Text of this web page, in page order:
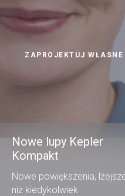
ZAPROJEKTUJ
Nowe lupy Kepler
Kompakt
Nowe powiększenia,
niż kiedykolwiek